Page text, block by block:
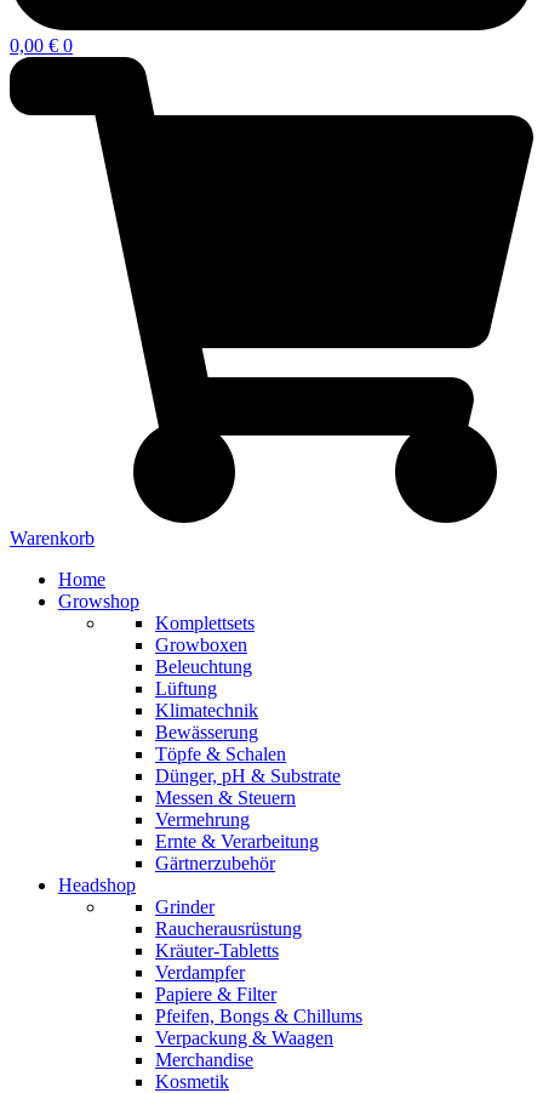
0,00 € 0
Warenkorb
Home
Growshop
Komplettsets
Growboxen
Beleuchtung
Lüftung
Klimatechnik
Bewässerung
Töpfe & Schalen
Dünger, pH & Substrate
Messen & Steuern
Vermehrung
Ernte & Verarbeitung
Gärtnerzubehör
Headshop
Grinder
Raucherausrüstung
Kräuter-Tabletts
Verdampfer
Papiere & Filter
Pfeifen, Bongs & Chillums
Verpackung & Waagen
Merchandise
Kosmetik